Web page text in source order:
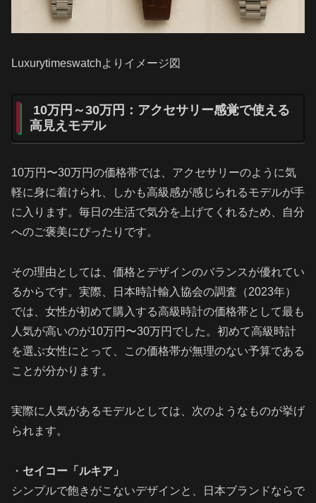
Luxurytimeswatchよりイメージ図
10万円～30万円：アクセサリー感覚で使える
高見えモデル
10万円〜30万円の価格帯では、アクセサリーのように気
軽に身に着けられ、しかも高級感が感じられるモデルが手
に入ります。毎日の生活で気分を上げてくれるため、自分
へのご褒美にぴったりです。
その理由としては、価格とデザインのバランスが優れてい
るからです。実際、日本時計輸入協会の調査（2023年）
では、女性が初めて購入する高級時計の価格帯として最も
人気が高いのが10万円〜30万円でした。初めて高級時計
を選ぶ女性にとって、この価格帯が無理のない予算である
ことが分かります。
実際に人気があるモデルとしては、次のようなものが挙げ
られます。
・ セイコー「ルキア」
シンプルで飽きがこないデザインと、日本ブランドならで